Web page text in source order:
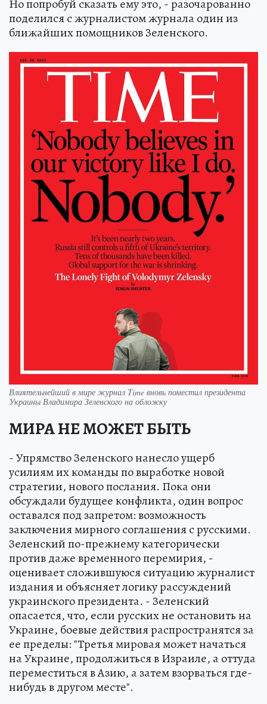
Но попробуй сказать ему это, - разочарованно
поделился с журналистом журнала один из
ближайших помощников Зеленского.
Влиятельнейший в мире журнал Time вновь поместил президента
Украины Владимира Зеленского на обложку
МИРА НЕ МОЖЕТ БЫТЬ
- Упрямство Зеленского нанесло ущерб
усилиям их команды по выработке новой
стратегии, нового послания. Пока они
обсуждали будущее конфликта, один вопрос
оставался под запретом: возможность
заключения мирного соглашения с русскими.
Зеленский по-прежнему категорически
против даже временного перемирия, -
оценивает сложившуюся ситуацию журналист
издания и объясняет логику рассуждений
украинского президента. - Зеленский
опасается, что, если русских не остановить на
Украине, боевые действия распространятся за
ее пределы: "Третья мировая может начаться
на Украине, продолжиться в Израиле, а оттуда
переместиться в Азию, а затем взорваться где-
нибудь в другом месте".